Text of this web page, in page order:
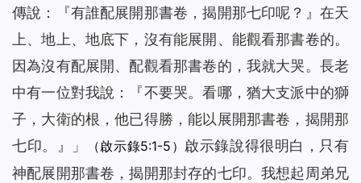
傳說：『有誰配展開那書卷，揭開那七印呢？』在天
上、地上、地底下，沒有能展開、能觀看那書卷的。
因為沒有配展開、配觀看那書卷的，我就大哭。長老
中有一位對我說：『不要哭。看哪，猶大支派中的獅
子，大衛的根，他已得勝，能以展開那書卷，揭開那
七印。』
」 （啟示錄5:1-5） 啟示錄說得很明白，只有
神配展開那書卷，揭開那封存的七印。我想起周弟兄